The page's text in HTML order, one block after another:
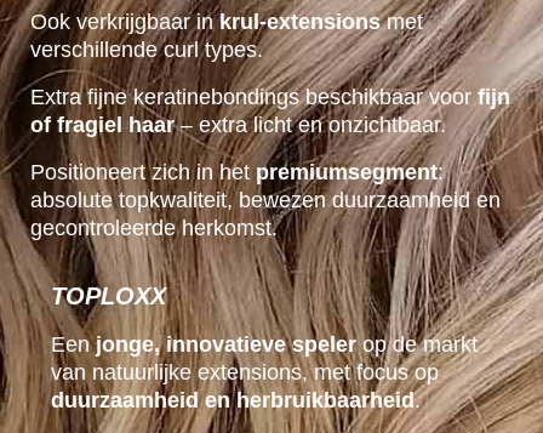
Ook verkrijgbaar inkrul-extensionsmet
verschillende curl types.
Extra fijne keratinebondings beschikbaar voorfijn
of fragiel haar– extra licht en onzichtbaar.
Positioneert zich in hetpremiumsegment:
absolute topkwaliteit, bewezen duurzaamheid en
gecontroleerde herkomst.
TOPLOXX
Eenjonge, innovatieve spelerop de markt
van natuurlijke extensions, met focus op
duurzaamheid en herbruikbaarheid.